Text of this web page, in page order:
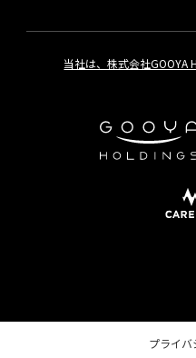
当社は、株式会社GOOYA
プライバ